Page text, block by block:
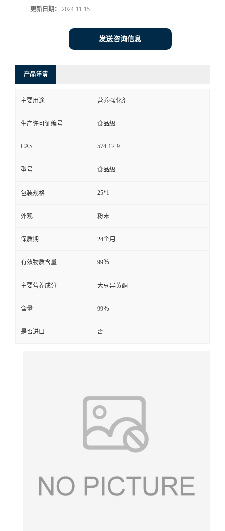
更新日期： 2024-11-15
发送咨询信息
产品详请
主要用途 营养强化剂
生产许可证编号 食品级
CAS 574-12-9
型号 食品级
包装规格 25*1
外观 粉末
保质期 24个月
有效物质含量 99％
主要营养成分 大豆异黄酮
含量 99％
是否进口 否